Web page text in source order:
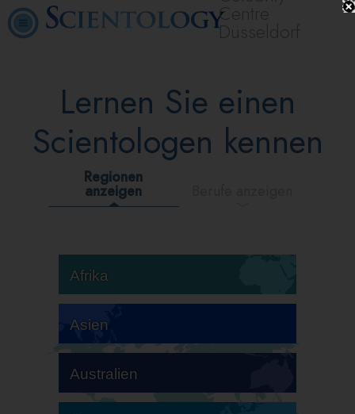
Centre
Düsseldorf
Lernen Sie einen
Scientologen kennen
Regionen
anzeigen
Afrika
Asien
Australien